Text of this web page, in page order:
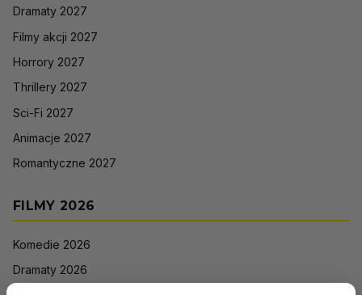
Dramaty 2027
Filmy akcji 2027
Horrory 2027
Thrillery 2027
Sci-Fi 2027
Animacje 2027
Romantyczne 2027
FILMY 2026
Komedie 2026
Dramaty 2026